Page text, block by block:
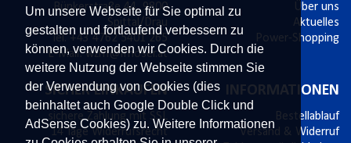
Um unsere Webseite für Sie optimal zu
gestalten und fortlaufend verbessern zu
können, verwenden wir Cookies. Durch die
weitere Nutzung der Webseite stimmen Sie
der Verwendung von Cookies (dies
beinhaltet auch Google Double Click und
AdSense Cookies) zu. Weitere Informationen
Bünkerstraße 44,9800
Spittal/Drau
Tel. +43 4762 5401 265
E-Mail: wzm@fmoser.at
Über uns
Aktuelles
Power-Shopping
SICHER EINKAUFEN
sichere Zahlung mit SSL
14 Tage Widerrufsrecht
INFORMATIONEN
Bestellablauf
Versand & Widerruf